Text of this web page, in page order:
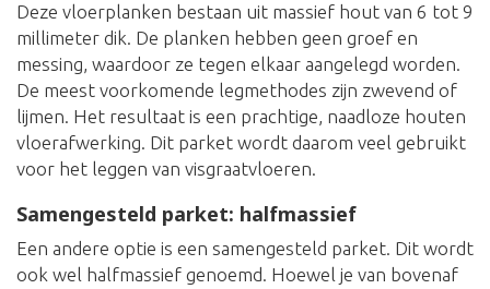
Deze vloerplanken bestaan uit massief hout van 6 tot 9
millimeter dik. De planken hebben geen groef en
messing, waardoor ze tegen elkaar aangelegd worden.
De meest voorkomende legmethodes zijn zwevend of
lijmen. Het resultaat is een prachtige, naadloze houten
vloerafwerking. Dit parket wordt daarom veel gebruikt
voor het leggen van visgraatvloeren.
Samengesteld parket: halfmassief
Een andere optie is een samengesteld parket. Dit wordt
ook wel halfmassief genoemd. Hoewel je van bovenaf